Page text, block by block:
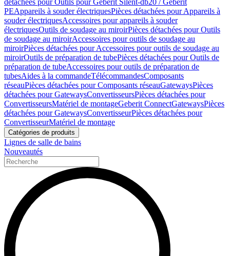
détachées pour Outils pour Geberit Silent-db20 / Geberit
PEAppareils à souder électriquesPièces détachées pour Appareils à
souder électriquesAccessoires pour appareils à souder
électriquesOutils de soudage au miroirPièces détachées pour Outils
de soudage au miroirAccessoires pour outils de soudage au
miroirPièces détachées pour Accessoires pour outils de soudage au
miroirOutils de préparation de tubePièces détachées pour Outils de
préparation de tubeAccessoires pour outils de préparation de
tubesAides à la commandeTélécommandesComposants
réseauPièces détachées pour Composants réseauGatewaysPièces
détachées pour GatewaysConvertisseursPièces détachées pour
ConvertisseursMatériel de montageGeberit ConnectGatewaysPièces
détachées pour GatewaysConvertisseurPièces détachées pour
ConvertisseurMatériel de montage
Catégories de produits
Lignes de salle de bains
Nouveautés